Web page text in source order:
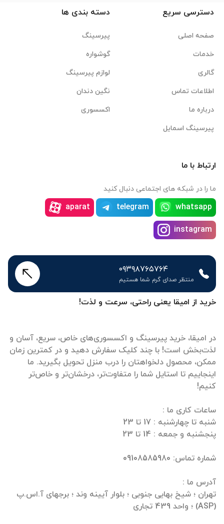
خرید از امیقا یعنی راحتی، سرعت و لذت!
در امیقا، خرید پیرسینگ و اکسسوری‌های خاص، سریع، آسان و
لذت‌بخش است! با چند کلیک سفارش دهید و در کمترین زمان
ممکن، محصول دلخواهتان را درب منزل تحویل بگیرید. ما
اینجاییم تا استایل شما را متفاوت‌تر، درخشان‌تر و خاص‌تر
تهران ؛ شیخ بهایی جنوبی ؛ بلوار آیینه وند ؛ برجهای آ.اس.پ
(ASP) ؛ واحد 439 تجاری
دسترسی سریع
صفحه اصلی
خدمات
گالری
اطلاعات تماس
درباره ما
پیرسینگ اسمایل
دسته بندی ها
پیرسینگ
گوشواره
لوازم پیرسینگ
نگین دندان
اکسسوری
ارتباط با ما
ما را در شبکه های اجتماعی دنبال کنید
whatsapp
telegram
aparat
instagram
۰۹۳۹۸۷۶۵۷۶۴
منتظر صدای گرم شما هستیم